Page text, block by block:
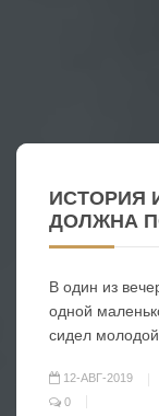
ИСТОРИЯ
ДОЛЖНА
В один из
одной
сидел
12-АВГ-2019
0